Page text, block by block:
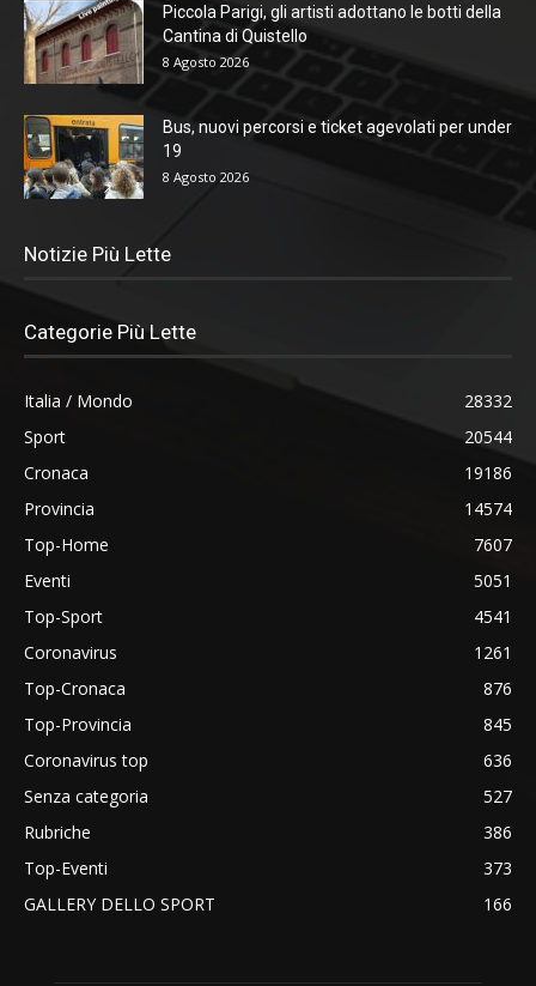
Piccola Parigi, gli artisti adottano le botti della
Cantina di Quistello
8 Agosto 2026
Bus, nuovi percorsi e ticket agevolati per under
19
8 Agosto 2026
Notizie Più Lette
Categorie Più Lette
Italia / Mondo
28332
Sport
20544
Cronaca
19186
Provincia
14574
Top-Home
7607
Eventi
5051
Top-Sport
4541
Coronavirus
1261
Top-Cronaca
876
Top-Provincia
845
Coronavirus top
636
Senza categoria
527
Rubriche
386
Top-Eventi
373
GALLERY DELLO SPORT
166